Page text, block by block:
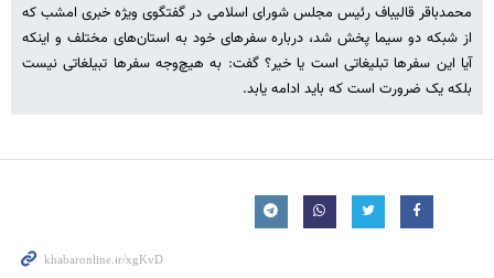
محمدباقر قالیباف رئیس مجلس شورای اسلامی در گفتگوی ویژه خبری امشب که
از شبکه دو سیما پخش شد، درباره سفرهای خود به استان‌های مختلف و اینکه
آیا این سفرها تبلیغاتی است یا خیر؟ گفت: به هیچ‌وجه سفرها تبیلغاتی نیست
بلکه یک ضرورت است که باید ادامه یابد.